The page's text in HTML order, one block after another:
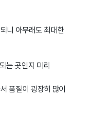
니 아무래도 최대한
는 곳인지 미리
품질이 굉장히 많이